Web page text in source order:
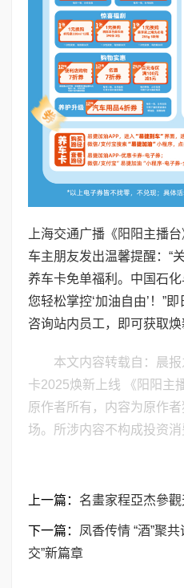
上海交通广播《阳阳主播
车主朋友发出温馨提醒：“
养车卡免单福利。中国石
您轻松掌控‘加油自由’！”
咨询站内员工，即可获取焕
本文内容转载自：晨
卡2025焕新上线 《阳阳主
原作者所有，内容为原作
场。所涉内容不构成投资消
上一篇： 名畫家程亞杰參
下一篇： 凤香传情 “酒”聚
交”新篇章